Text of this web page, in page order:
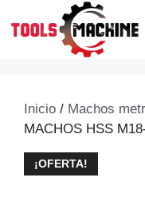
Inicio / Machos
MACHOS HSS
¡OFERTA!